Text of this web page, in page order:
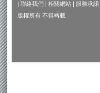
聯絡我們 相關網站 服務承諾
版權所有 不得轉載